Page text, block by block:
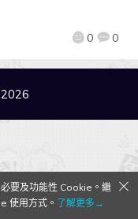
0 0
要及功能性 Cookie。繼
使用方式。 了解更多→